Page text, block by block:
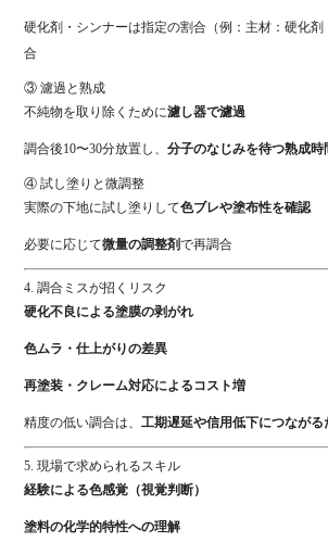
硬化剤・ シンナーは指定の割合（例： 主材：硬化剤
合
③濾過 と熟成
不純物を取り除くために濾し器で濾過
調合後10〜30分放置し、分子のなじみを待つ熟成時
④試し塗り と微調整
実際の下地に試し塗り して色ブレや塗布性を確認
必要に応じて微量の調整剤で再調合
4.調合 ミスが招く リスク
硬化不良による塗膜の剥がれ
色ムラ・仕上がりの差異
再塗装・ クレーム対応によるコスト増
精度の低い調合は、工期遅延や信用低下につながる
5.現場で求め られるスキル
経験による色感覚（視覚判断）
塗料の化学的特性への理解